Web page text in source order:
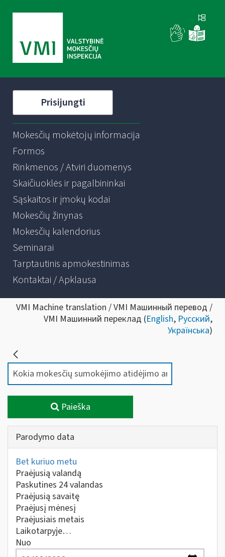
Prisijungti
Mokesčių mokėtojų informacija
Formos
Rinkmenos / Atviri duomenys
Skaičiuoklės ir pagalbininkai
Sąskaitos ir įmokų kodai
Mokesčių žinynas
Mokesčių kalendorius
Seminarai
Tarptautinis apmokestinimas
Kontaktai / Apklausa
VMI Machine translation / VMI Машинный перевод /
VMI Машинний переклад (English, Русский,
Українська)
Paieška
Parodymo data
Bet kuriuo metu
Praėjusią valandą
Paskutines 24 valandas
Praėjusią savaitę
Praėjusį mėnesį
Praėjusiais metais
Laikotarpyje…
Nuo